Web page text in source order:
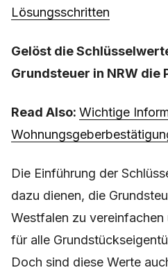
Lösungsschritten
Gelöst die
Grundsteuer in NRW die
Read Also: Wichtige
Die Einführung der
dazu dienen, die
Westfalen zu vereinfachen
für alle
Doch sind diese Werte